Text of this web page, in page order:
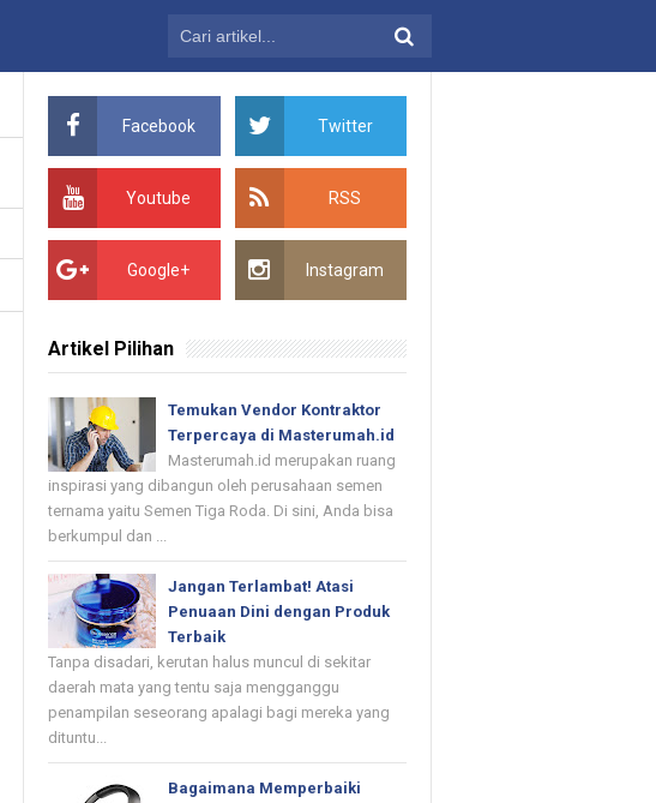
Facebook Twitter
Youtube RSS
Google+ Instagram
Artikel Pilihan
Temukan Vendor Kontraktor
Terpercaya di Masterumah.id
Masterumah.id merupakan ruang
inspirasi yang dibangun oleh perusahaan semen
ternama yaitu Semen Tiga Roda. Di sini, Anda bisa
berkumpul dan ...
Jangan Terlambat! Atasi
Penuaan Dini dengan Produk
Terbaik
Tanpa disadari, kerutan halus muncul di sekitar
daerah mata yang tentu saja mengganggu
penampilan seseorang apalagi bagi mereka yang
dituntu...
Bagaimana Memperbaiki